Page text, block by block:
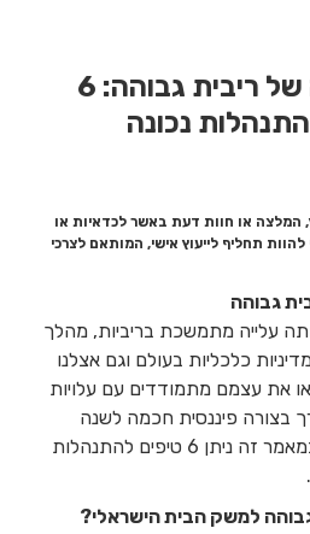
לקראת עוד שנה של ריבית גבוהה: 6
נכונה
המלצה או חוות דעת באשר לכדאיות או
תחליף לייעוץ אישי, המותאם לצרכי
גבוהה
עלייה מתמשכת בריביות, מהלך
כלכליות בעולם וגם אצלנו
את עצמם מתמודדים עם עלויות
בצורה פיננסית חכמה לשנה
נוספת של ריבית גבוהה. במאמר זה ניתן 6 טיפים להתנהלות
למשק הבית הישראלי?